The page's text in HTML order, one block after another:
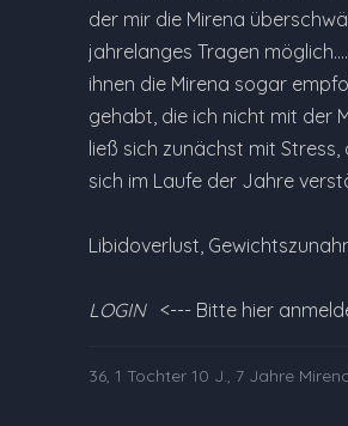
der mir die Mirena
jahrelanges Tragen
ihnen die Mirena sogar
gehabt, die ich nicht mit der
ließ sich zunächst mit
sich im Laufe der Jahre
Libidoverlust,
LOGIN <--- Bitte hier
36, 1 Tochter 10 J., 7 Jahre